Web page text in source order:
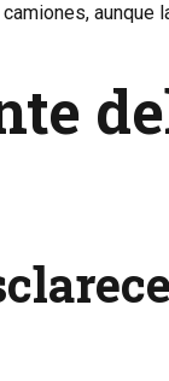
aunque